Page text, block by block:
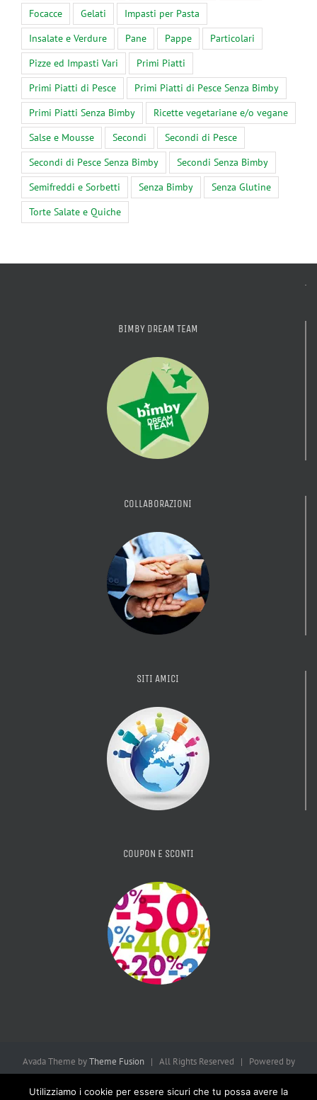
Focacce
Gelati
Impasti per Pasta
Insalate e Verdure
Pane Pappe
Particolari
Pizze ed Impasti Vari
Primi Piatti
Primi Piatti di Pesce
Primi Piatti di Pesce Senza Bimby
Primi Piatti Senza Bimby
Ricette vegetariane e/o vegane
Salse e Mousse
Secondi
Secondi di Pesce
Secondi di Pesce Senza Bimby
Secondi Senza Bimby
Semifreddi e Sorbetti
Senza Bimby
Senza Glutine
Torte Salate e Quiche
BIMBY DREAM TEAM
COLLABORAZIONI
SITI AMICI
COUPON E SCONTI
Avada Theme byTheme Fusion| All Rights Reserved | Powered by
Utilizziamo i cookie per essere sicuri che tu possa avere la